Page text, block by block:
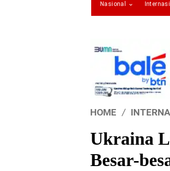
Nasional
HOME
Ukraina
Besar-